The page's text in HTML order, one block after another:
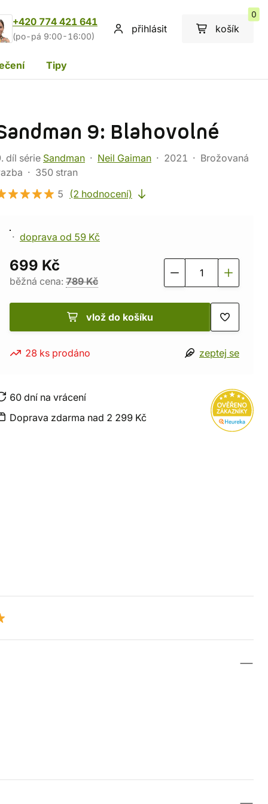
+420 774 421 641
(po-pá 9:00-16:00)
přihlásit košík
0
Tipy
9: Blahovolné
díl série Sandman Neil Gaiman 2021
Brožovaná
350 stran
5
(2 hodnocení)
doprava od 59 Kč
699 Kč
běžná cena: 789 Kč
vlož do košíku
28 ks prodáno zeptej se
60 dní na vrácení
Doprava zdarma nad 2 299 Kč